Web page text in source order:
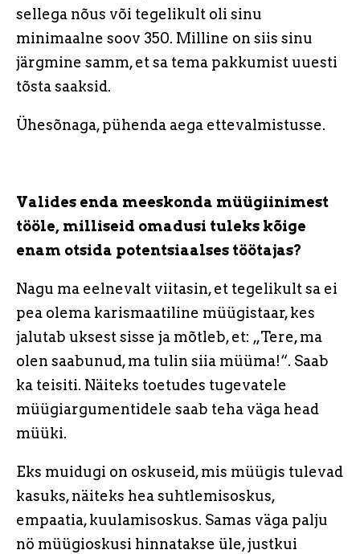
sellega nõus või tegelikult oli sinu
minimaalne soov 350. Milline on siis sinu
järgmine samm, et sa tema pakkumist uuesti
tõsta saaksid.
Ühesõnaga, pühenda aega ettevalmistusse.
Valides enda meeskonda müügiinimest
tööle, milliseid omadusi tuleks kõige
enam otsida potentsiaalses töötajas?
Nagu ma eelnevalt viitasin, et tegelikult sa ei
pea olema karismaatiline müügistaar, kes
jalutab uksest sisse ja mõtleb, et: „Tere, ma
olen saabunud, ma tulin siia müüma!“. Saab
ka teisiti. Näiteks toetudes tugevatele
müügiargumentidele saab teha väga head
müüki.
Eks muidugi on oskuseid, mis müügis tulevad
kasuks, näiteks hea suhtlemisoskus,
empaatia, kuulamisoskus. Samas väga palju
nö müügioskusi hinnatakse üle, justkui